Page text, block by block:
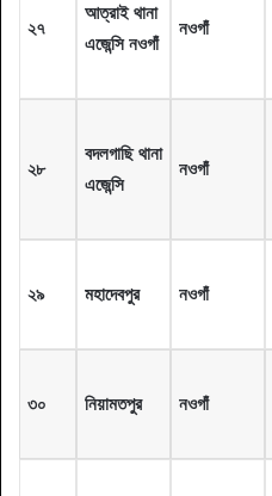
২৭
আত্রাই থানা
এজেন্সি নওগাঁ
নওগাঁ
২৮
বদলগাছি থানা
এজেন্সি
নওগাঁ
২৯ মহাদেবপুর নওগাঁ
৩০ নিয়ামতপুর নওগাঁ